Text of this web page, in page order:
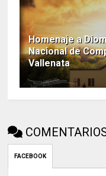
Homenaje a
Nacional de
Vallenata
FACEBOOK